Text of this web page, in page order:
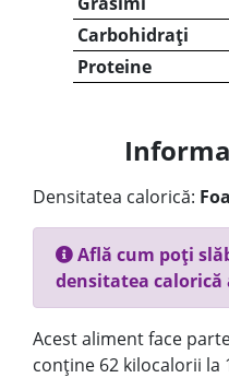
Carbohidrați
Proteine
Densitatea calorică:
Află cum poți
densitatea
Acest aliment face
conține 62 kilocalorii la